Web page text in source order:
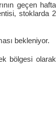
geçen hafta
stoklarda 2
bekleniyor.
bölgesi olarak